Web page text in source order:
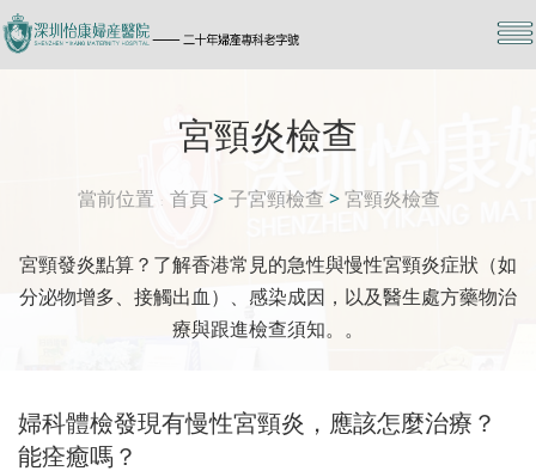
宮頸炎檢查
當前位置 首頁 >子宮頸檢查 >宮頸炎檢查
宮頸發炎點算？了解香港常見的急性與慢性宮頸炎症狀（如
分泌物增多、接觸出血）、感染成因，以及醫生處方藥物治
療與跟進檢查須知。。
婦科體檢發現有慢性宮頸炎，應該怎麼治療？
能痊癒嗎？